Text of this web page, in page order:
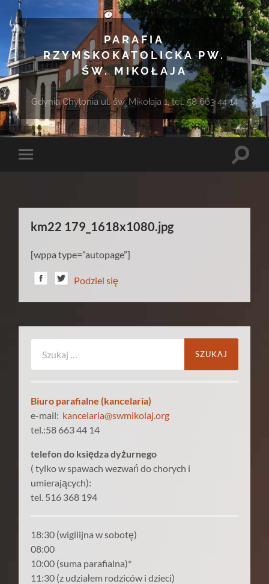
PARAFIA
RZYMSKOKATOLICKA PW.
ŚW. MIKOŁAJA
Gdynia Chylonia ul. św. Mikołaja 1, tel. 58 663 44 14
Toggle
Toggle
km22 179_1618x1080.jpg
[wppa type=”autopage”]
Podziel się
Biuro parafialne (kancelaria)
e-mail: kancelaria@swmikolaj.org
tel.:58 663 44 14
telefon do księdza dyżurnego
( tylko w spawach wezwań do chorych i
umierających):
tel. 516 368 194
18:30 (wigilijna w sobotę)
08:00
10:00 (suma parafialna)*
11:30 (z udziałem rodziców i dzieci)